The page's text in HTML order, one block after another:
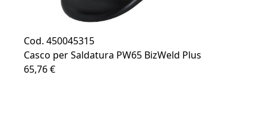
Cod. 450045315
Casco per Saldatura PW65 BizWeld Plus
65,76 €